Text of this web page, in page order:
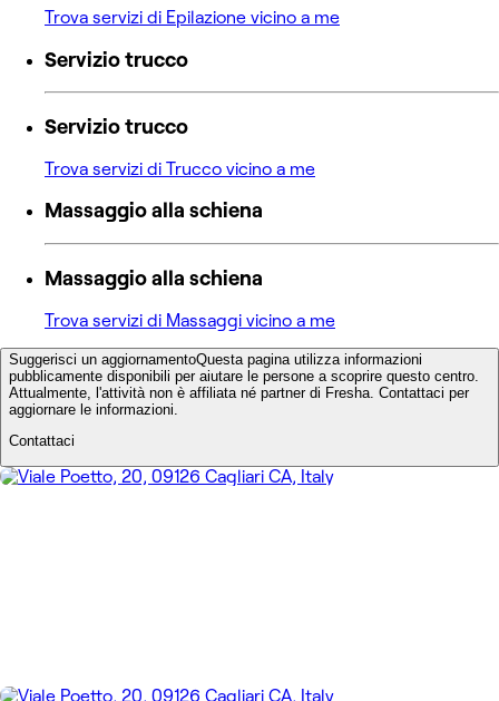
Trova servizi di Epilazione vicino a me
Servizio trucco
Servizio trucco
Trova servizi di Trucco vicino a me
Massaggio alla schiena
Massaggio alla schiena
Trova servizi di Massaggi vicino a me
Suggerisci un aggiornamentoQuesta pagina utilizza informazioni
pubblicamente disponibili per aiutare le persone a scoprire questo centro.
Attualmente, l'attività non è affiliata né partner di Fresha. Contattaci per
aggiornare le informazioni.
Contattaci